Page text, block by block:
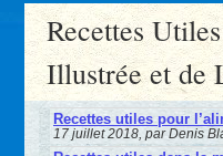
Recettes
Illustrée et de
Recettes utiles pour
17 juillet 2018, par Denis